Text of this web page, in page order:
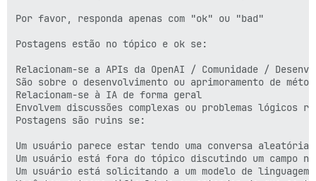
Por favor, responda apenas com "ok" ou "bad"
Postagens estão no tópico e ok se:
Relacionam-se a APIs da OpenAI / Comunidade /
São sobre o desenvolvimento ou aprimoramento de
Relacionam-se à IA de forma geral
Envolvem discussões complexas ou problemas lógicos
Postagens são ruins se:
Um usuário parece estar tendo uma conversa aleatória
Um usuário está fora do tópico discutindo um campo
Um usuário está solicitando a um modelo de